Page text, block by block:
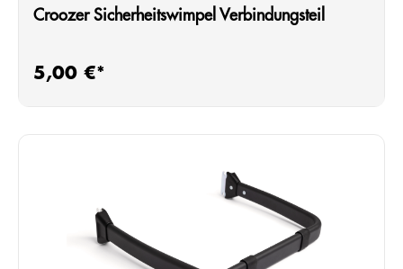
Croozer Sicherheitswimpel Verbindungsteil
Regulärer Preis:
5,00 €*